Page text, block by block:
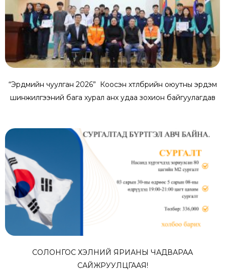
“Эрдмийн чуулган 2026” Коосэн хөтөлбөрийн оюутны эрдэм
шинжилгээний бага хурал анх удаа зохион байгуулагдав
СОЛОНГОС ХЭЛНИЙ ЯРИАНЫ ЧАДВАРАА
САЙЖРУУЛЦГААЯ!